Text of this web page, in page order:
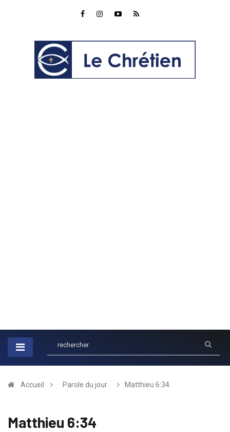
Accueil Parole du jour Matthieu 6:34
Matthieu 6:34